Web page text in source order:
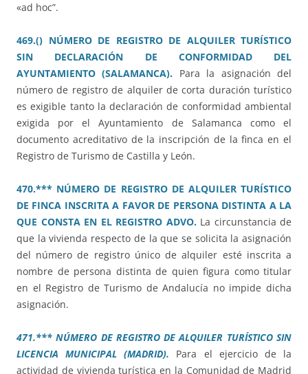
«ad hoc”.
469.() NÚMERO DE REGISTRO DE ALQUILER TURÍSTICO
SIN DECLARACIÓN DE CONFORMIDAD DEL
AYUNTAMIENTO (SALAMANCA). Para la asignación del
número de registro de alquiler de corta duración turístico
es exigible tanto la declaración de conformidad ambiental
exigida por el Ayuntamiento de Salamanca como el
documento acreditativo de la inscripción de la finca en el
Registro de Turismo de Castilla y León.
470.*** NÚMERO DE REGISTRO DE ALQUILER TURÍSTICO
DE FINCA INSCRITA A FAVOR DE PERSONA DISTINTA A LA
QUE CONSTA EN EL REGISTRO ADVO. La circunstancia de
que la vivienda respecto de la que se solicita la asignación
del número de registro único de alquiler esté inscrita a
nombre de persona distinta de quien figura como titular
en el Registro de Turismo de Andalucía no impide dicha
asignación.
471.*** NÚMERO DE REGISTRO DE ALQUILER TURÍSTICO SIN
LICENCIA MUNICIPAL (MADRID). Para el ejercicio de la
actividad de vivienda turística en la Comunidad de Madrid